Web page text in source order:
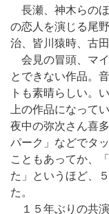
長瀬、神木らの
の恋人を演じる尾
治、皆川猿時、古
会見の冒頭、マ
とできない作品。
トも素晴らしい。
上の作品になって
夜中の弥次さん喜
パーク」などでタ
こともあってか、
た」というほど、
た。
１５年ぶりの共